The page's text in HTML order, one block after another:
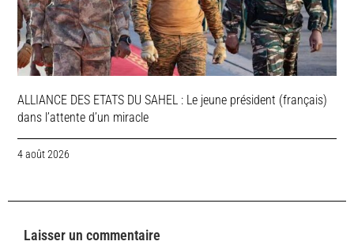
ALLIANCE DES ETATS DU SAHEL : Le jeune président (français)
dans l’attente d’un miracle
4 août 2026
Laisser un commentaire